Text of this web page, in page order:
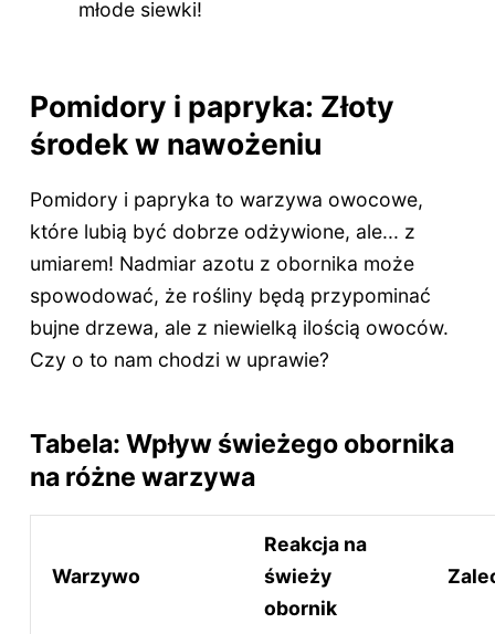
młode siewki!
Pomidory i papryka: Złoty
środek w nawożeniu
Pomidory i papryka to warzywa owocowe,
które lubią być dobrze odżywione, ale... z
umiarem! Nadmiar azotu z obornika może
spowodować, że rośliny będą przypominać
bujne drzewa, ale z niewielką ilością owoców.
Czy o to nam chodzi w uprawie?
Tabela: Wpływ świeżego obornika
na różne warzywa
Warzywo
Reakcja na
świeży
obornik